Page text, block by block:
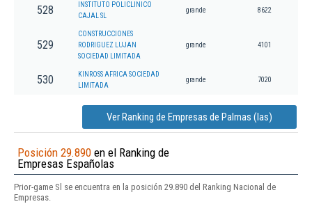
528
INSTITUTO POLICLINICO
CAJAL SL
grande 8622
529
CONSTRUCCIONES
RODRIGUEZ LUJAN
SOCIEDAD LIMITADA
grande 4101
530
KINROSS AFRICA SOCIEDAD
LIMITADA
grande 7020
Ver Ranking de Empresas de Palmas (las)
Posición 29.890 en el Ranking de
Empresas Españolas
Prior-game Sl se encuentra en la posición 29.890 del Ranking Nacional de
Empresas.